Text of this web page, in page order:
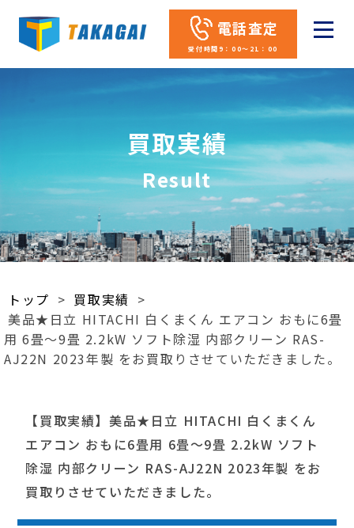
電話査定
受付時間9：00～21：00
買取実績
Result
トップ > 買取実績 >
美品★日立 HITACHI 白くまくん エアコン おもに6畳
用 6畳～9畳 2.2kW ソフト除湿 内部クリーン RAS-
AJ22N 2023年製 をお買取りさせていただきました。
【買取実績】美品★日立 HITACHI 白くまくん
エアコン おもに6畳用 6畳～9畳 2.2kW ソフト
除湿 内部クリーン RAS-AJ22N 2023年製 をお
買取りさせていただきました。